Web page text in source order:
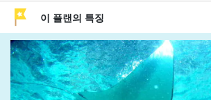
이 플랜의 특징